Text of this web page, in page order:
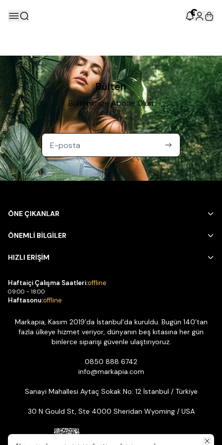
5
Bülten
Bültenimize Abone Olun
ÖNE ÇIKANLAR
ÖNEMLİ BİLGİLER
HIZLI ERİŞİM
Haftaiçi Çalışma Saatleri:offline
09:00 - 18:00
Haftasonu:offline
Markapia, Kasım 2019’da İstanbul’da kuruldu. Bugün 140’tan
fazla ülkeye hizmet veriyor, dünyanın beş kıtasına her gün
binlerce siparişi güvenle ulaştırıyoruz.
0850 888 6742
info@markapia.com
Sanayi Mahallesi Aytaç Sokak No: 12 İstanbul / Türkiye
30 N Gould St, Ste 4000 Sheridan Wyoming / USA